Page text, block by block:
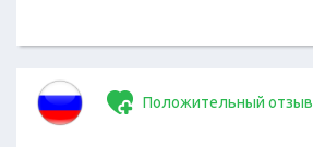
Положительный отзыв